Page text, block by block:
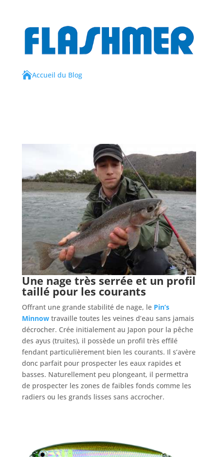
Accueil du Blog
Une nage très serrée et un profil
taillé pour les courants
Offrant une grande stabilité de nage, le Pin’s
Minnow travaille toutes les veines d’eau sans jamais
décrocher. Crée initialement au Japon pour la pêche
des ayus (truites), il possède un profil très effilé
fendant particulièrement bien les courants. Il s’avère
donc parfait pour prospecter les eaux rapides et
basses. Naturellement peu plongeant, il permettra
de prospecter les zones de faibles fonds comme les
radiers ou les grands lisses sans accrocher.